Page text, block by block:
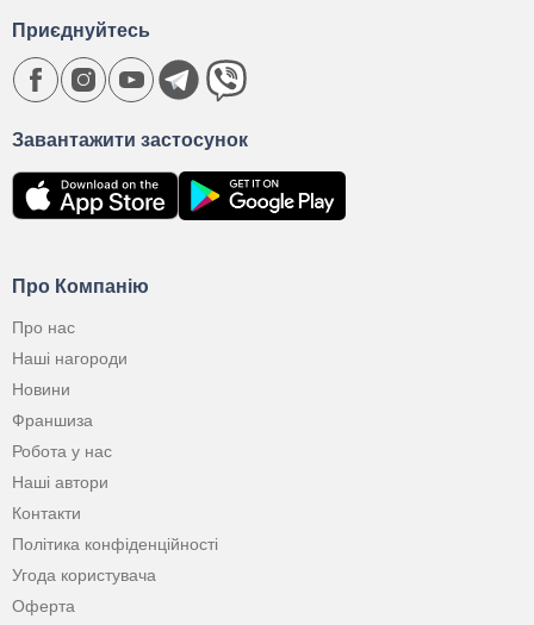
Про Компанію
Про нас
Наші нагороди
Новини
Франшиза
Робота у нас
Наші автори
Контакти
Політика конфіденційності
Угода користувача
Оферта
Завантажити застосунок
Приєднуйтесь